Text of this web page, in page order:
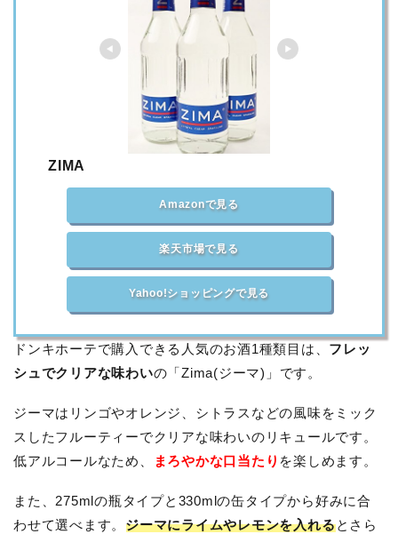
ZIMA
Amazonで見る
楽天市場で見る
Yahoo!ショッピングで見る
ドンキホーテで購入できる人気のお酒1種類目は、 フレッ
シュでクリアな味わいの「Zima(ジーマ)」です。
ジーマはリンゴやオレンジ、シトラスなどの風味をミック
スしたフルーティーでクリアな味わいのリキュールです。
低アルコールなため、
まろやかな口当たり を楽しめます。
また、275mlの瓶タイプと330mlの缶タイプから好みに合
わせて選べます。 ジーマにライムやレモンを入れるとさら